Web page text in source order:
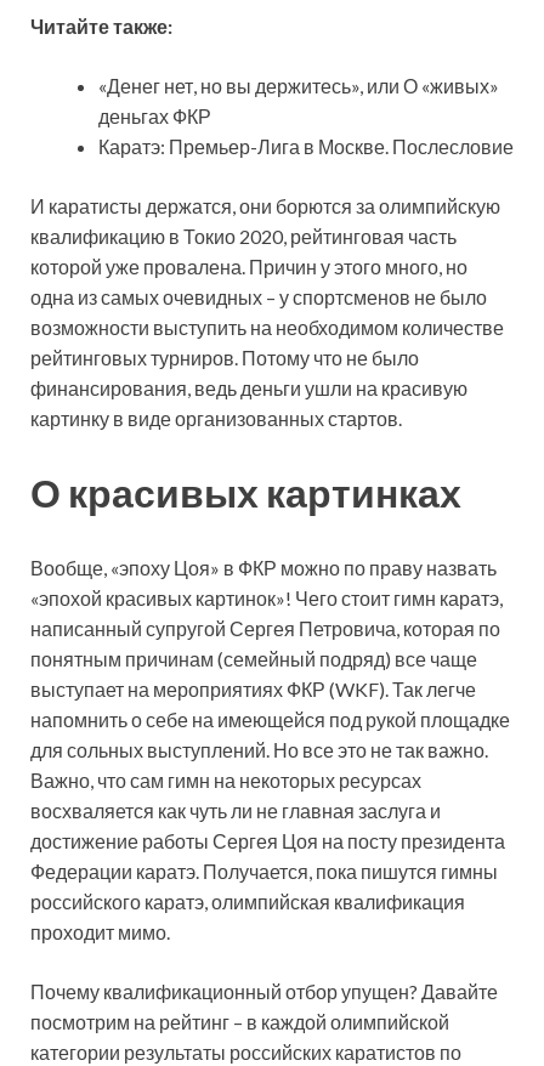
Читайте также:
«Денег нет, но вы держитесь», или О «живых»
деньгах ФКР
Каратэ: Премьер-Лига в Москве. Послесловие
И каратисты держатся, они борются за олимпийскую
квалификацию в Токио 2020, рейтинговая часть
которой уже провалена. Причин у этого много, но
одна из самых очевидных – у спортсменов не было
возможности выступить на необходимом количестве
рейтинговых турниров. Потому что не было
финансирования, ведь деньги ушли на красивую
картинку в виде организованных стартов.
О красивых картинках
Вообще, «эпоху Цоя» в ФКР можно по праву назвать
«эпохой красивых картинок»! Чего стоит гимн каратэ,
написанный супругой Сергея Петровича, которая по
понятным причинам (семейный подряд) все чаще
выступает на мероприятиях ФКР (WKF). Так легче
напомнить о себе на имеющейся под рукой площадке
для сольных выступлений. Но все это не так важно.
Важно, что сам гимн на некоторых ресурсах
восхваляется как чуть ли не главная заслуга и
достижение работы Сергея Цоя на посту президента
Федерации каратэ. Получается, пока пишутся гимны
российского каратэ, олимпийская квалификация
проходит мимо.
Почему квалификационный отбор упущен? Давайте
посмотрим на рейтинг – в каждой олимпийской
категории результаты российских каратистов по